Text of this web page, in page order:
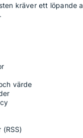
kräver ett löpande
värde